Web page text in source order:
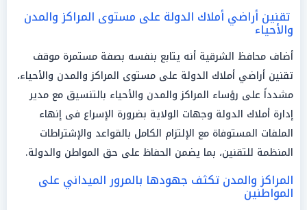
تقنين أراضي أملاك الدولة على مستوى المراكز والمدن
والأحياء
أضاف محافظ الشرقية أنه يتابع بنفسه بصفة مستمرة موقف
تقنين أراضي أملاك الدولة على مستوى المراكز والمدن والأحياء،
مشدداً على رؤساء المراكز والمدن والأحياء بالتنسيق مع مدير
إدارة أملاك الدولة وجهات الولاية بضرورة الإسراع فى إنهاء
الملفات المستوفاة مع الإلتزام الكامل بالقواعد والإشتراطات
المنظمة للتقنين، بما يضمن الحفاظ على حق المواطن والدولة.
المراكز والمدن تكثف جهودها بالمرور الميداني على
المواطنين